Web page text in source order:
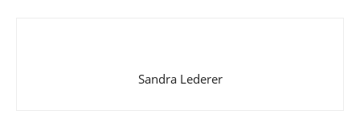
Sandra Lederer